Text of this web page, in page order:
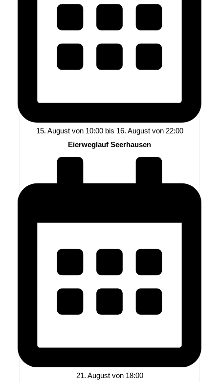
15. August von 10:00bis 16. August von 22:00
Eierweglauf Seerhausen
21. August von 18:00